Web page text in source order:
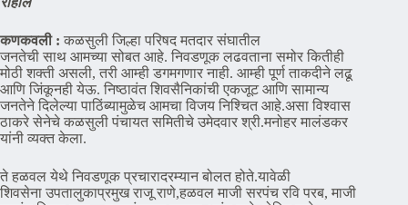
कणकवली : कळसुली जिल्हा परिषद मतदार संघातील
जनतेची साथ आमच्या सोबत आहे. निवडणूक लढवताना समोर कितीही
मोठी शक्ती असली, तरी आम्ही डगमगणार नाही. आम्ही पूर्ण ताकदीने लढू
आणि जिंकूनही येऊ. निष्ठावंत शिवसैनिकांची एकजूट आणि सामान्य
जनतेने दिलेल्या पाठिंब्यामुळेच आमचा विजय निश्चित आहे.असा विश्वास
ठाकरे सेनेचे कळसुली पंचायत समितीचे उमेदवार श्री.मनोहर मालंडकर
यांनी व्यक्त केला.
ते हळवल येथे निवडणूक प्रचारादरम्यान बोलत होते.यावेळी
शिवसेना उपतालुकाप्रमुख राजू राणे,हळवल माजी सरपंच रवि परब, माजी